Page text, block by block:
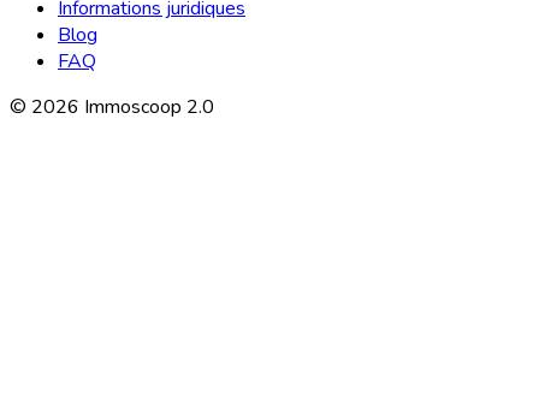
Informations juridiques
Blog
FAQ
© 2026 Immoscoop 2.0